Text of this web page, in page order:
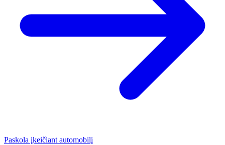
Paskola įkeičiant automobilį